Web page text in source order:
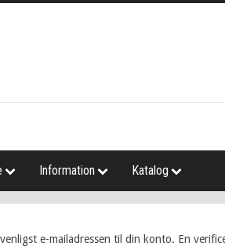
Information Katalog
e-mailadressen til din konto. En